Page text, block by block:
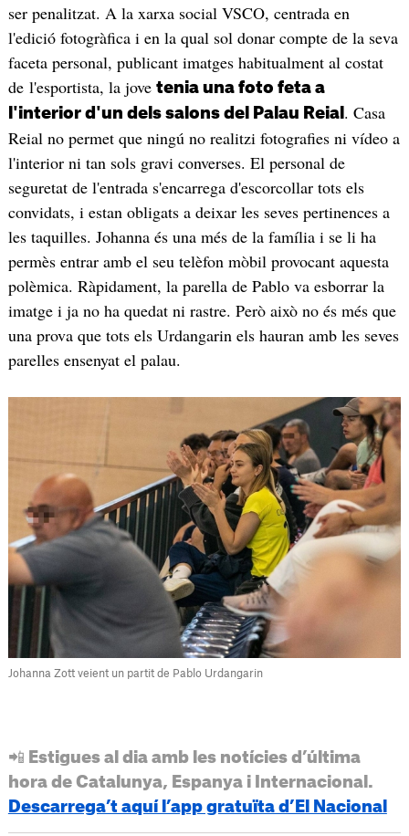
ser penalitzat. A la xarxa social VSCO, centrada en
l'edició fotogràfica i en la qual sol donar compte de la seva
faceta personal, publicant imatges habitualment al costat
de l'esportista, la jove tenia una foto feta a
l'interior d'un dels salons del Palau Reial . Casa
Reial no permet que ningú no realitzi fotografies ni vídeo a
l'interior ni tan sols gravi converses. El personal de
seguretat de l'entrada s'encarrega d'escorcollar tots els
convidats, i estan obligats a deixar les seves pertinences a
les taquilles. Johanna és una més de la família i se li ha
permès entrar amb el seu telèfon mòbil provocant aquesta
polèmica. Ràpidament, la parella de Pablo va esborrar la
imatge i ja no ha quedat ni rastre. Però això no és més que
una prova que tots els Urdangarin els hauran amb les seves
parelles ensenyat el palau.
Johanna Zott veient un partit de Pablo Urdangarin
📲 Estigues al dia amb les notícies d’última
hora de Catalunya, Espanya i Internacional.
Descarrega’t aquí l’app gratuïta d’El Nacional